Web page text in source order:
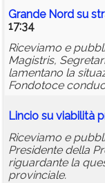
Grande Nord su
17:34
Riceviamo e
Magistris,
lamentano la
Fondotoce
Lincio su viabilità
Riceviamo e
Presidente della
riguardante la
provinciale.